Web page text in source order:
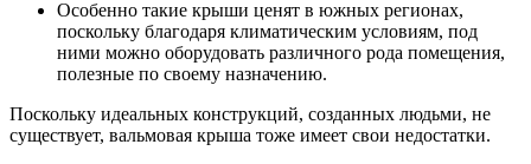
Особенно такие крыши ценят в южных регионах,
поскольку благодаря климатическим условиям, под
ними можно оборудовать различного рода помещения,
полезные по своему назначению.
Поскольку идеальных конструкций, созданных людьми, не
существует, вальмовая крыша тоже имеет свои недостатки.